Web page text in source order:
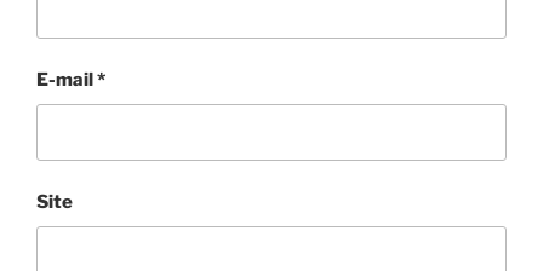
E-mail*
Site